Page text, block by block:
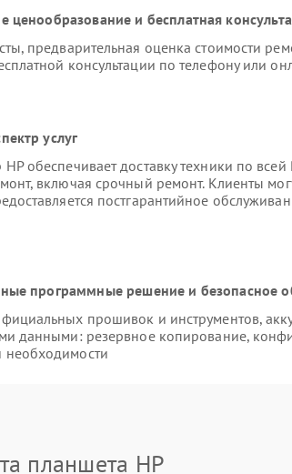
ценообразование и бесплатная
предварительная оценка стоимости
консультации по телефону или
услуг
обеспечивает доставку техники по
включая срочный ремонт. Клиенты
постгарантийное
программные решение и безопасное
прошивок и инструментов,
данными: резервное копирование,
планшета HP